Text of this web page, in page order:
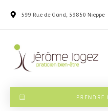
599 Rue de Gand, 59850 Nieppe
PRENDRE